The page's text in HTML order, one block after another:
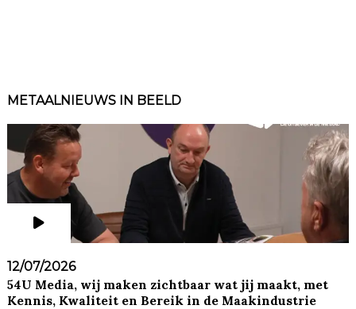
METAALNIEUWS IN BEELD
12/07/2026
54U Media, wij maken zichtbaar wat jij maakt, met
Kennis, Kwaliteit en Bereik in de Maakindustrie